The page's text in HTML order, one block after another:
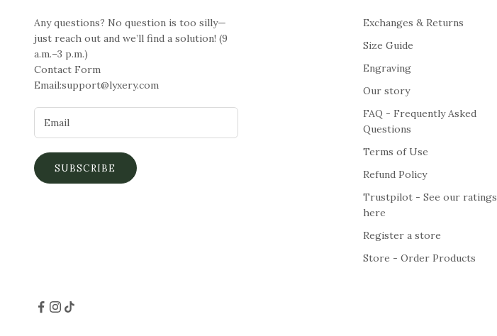
Any questions? No question is too silly—
just reach out and we’ll find a solution! (9
a.m.–3 p.m.)
Contact Form
Email:support@lyxery.com
SUBSCRIBE
Exchanges & Returns
Size Guide
Engraving
Our story
FAQ - Frequently Asked
Questions
Terms of Use
Refund Policy
Trustpilot - See our ratings
here
Register a store
Store - Order Products